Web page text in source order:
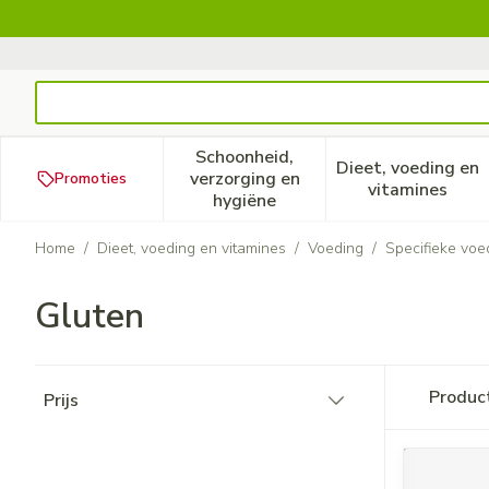
Promoties
Schoonheid,
verzorging en
hygiëne
Toon submenu voor
Dieet, voeding en
vitamines
Toon
Home / Dieet, voeding en vitamines / Voeding / Specifieke
Gluten
Prijs